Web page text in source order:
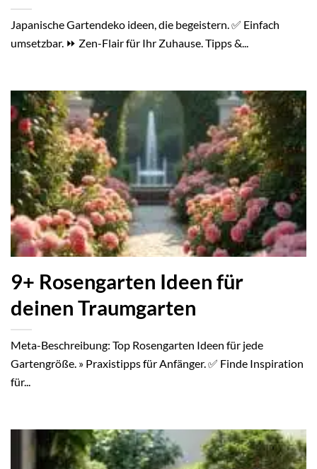
Japanische Gartendeko ideen, die begeistern. ✅ Einfach
umsetzbar. ⏩ Zen-Flair für Ihr Zuhause. Tipps &...
9+ Rosengarten Ideen für
deinen Traumgarten
Meta-Beschreibung: Top Rosengarten Ideen für jede
Gartengröße. » Praxistipps für Anfänger. ✅ Finde Inspiration
für...